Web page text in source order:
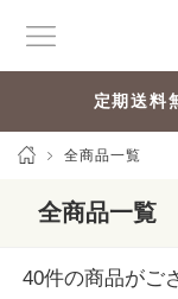
定期送料
全商品一覧
全商品一覧
40件の商品がご